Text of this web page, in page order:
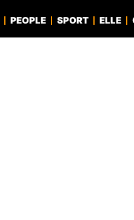
PEOPLE SPORT ELLE